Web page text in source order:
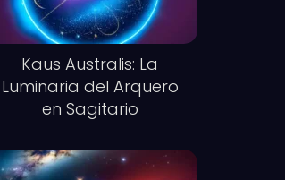
Kaus Australis: La
Luminaria del Arquero
en Sagitario